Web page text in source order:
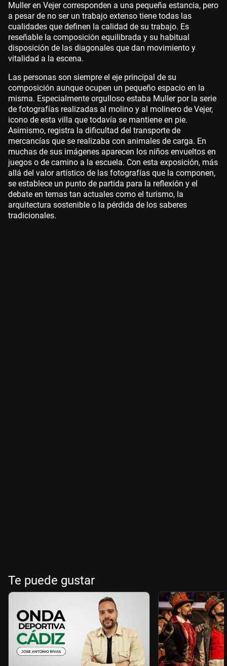
Muller en Vejer corresponden a una pequeña estancia, pero
a pesar de no ser un trabajo extenso tiene todas las
cualidades que definen la calidad de su trabajo. Es
reseñable la composición equilibrada y su habitual
disposición de las diagonales que dan movimiento y
vitalidad a la escena.
Las personas son siempre el eje principal de su
composición aunque ocupen un pequeño espacio en la
misma. Especialmente orgulloso estaba Muller por la serie
de fotografías realizadas al molino y al molinero de Vejer,
icono de esta villa que todavía se mantiene en pie.
Asimismo, registra la dificultad del transporte de
mercancías que se realizaba con animales de carga. En
muchas de sus imágenes aparecen los niños envueltos en
juegos o de camino a la escuela. Con esta exposición, más
allá del valor artístico de las fotografías que la componen,
se establece un punto de partida para la reflexión y el
debate en temas tan actuales como el turismo, la
arquitectura sostenible o la pérdida de los saberes
tradicionales.
Te puede gustar